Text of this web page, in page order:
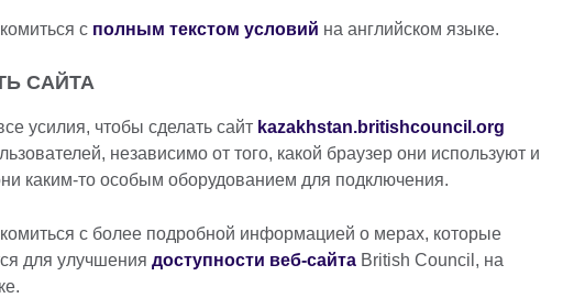
с полным текстом условий на английском языке.
САЙТА
усилия, чтобы сделать сайт kazakhstan.britishcouncil.org
независимо от того, какой браузер они используют и
каким-то особым оборудованием для подключения.
с более подробной информацией о мерах, которые
для улучшения доступности веб-сайта British Council, на